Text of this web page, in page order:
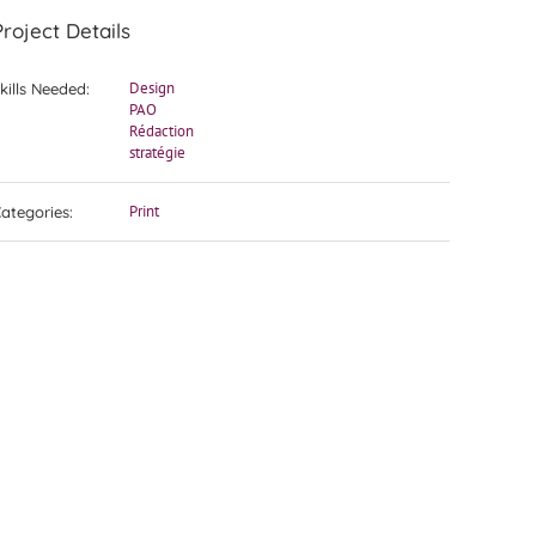
Details
Needed:
Design
PAO
Rédaction
stratégie
Print